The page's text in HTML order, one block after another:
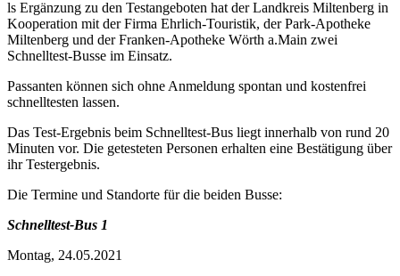
ls Ergänzung zu den Testangeboten hat der Landkreis Miltenberg in
Kooperation mit der Firma Ehrlich-Touristik, der Park-Apotheke
Miltenberg und der Franken-Apotheke Wörth a.Main zwei
Schnelltest-Busse im Einsatz.
Passanten können sich ohne Anmeldung spontan und kostenfrei
schnelltesten lassen.
Das Test-Ergebnis beim Schnelltest-Bus liegt innerhalb von rund 20
Minuten vor. Die getesteten Personen erhalten eine Bestätigung über
ihr Testergebnis.
Die Termine und Standorte für die beiden Busse:
Schnelltest-Bus 1
Montag, 24.05.2021